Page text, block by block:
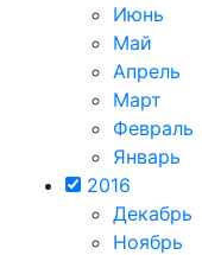
Июнь
Май
Апрель
Март
Февраль
Январь
2016
Декабрь
Ноябрь